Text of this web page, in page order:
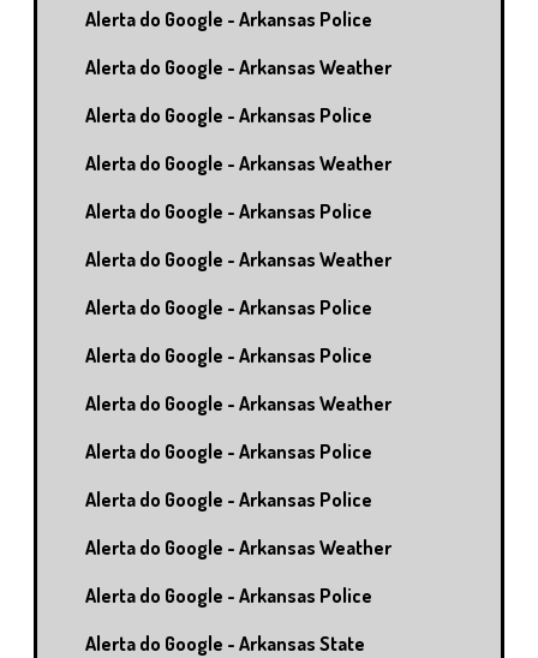
Alerta do Google - Arkansas Police
Alerta do Google - Arkansas Weather
Alerta do Google - Arkansas Police
Alerta do Google - Arkansas Weather
Alerta do Google - Arkansas Police
Alerta do Google - Arkansas Weather
Alerta do Google - Arkansas Police
Alerta do Google - Arkansas Police
Alerta do Google - Arkansas Weather
Alerta do Google - Arkansas Police
Alerta do Google - Arkansas Police
Alerta do Google - Arkansas Weather
Alerta do Google - Arkansas Police
Alerta do Google - Arkansas State